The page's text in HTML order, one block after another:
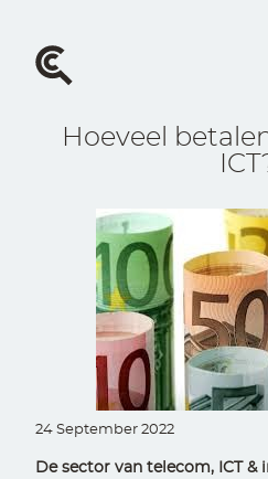
main
content
Hoeveel
24 September 2022
De sector van telecom, ICT &